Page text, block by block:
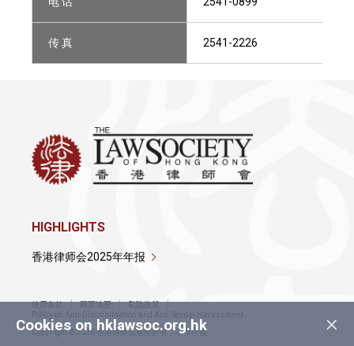
传 真 2541-2226
×
Cookies on hklawsoc.org.hk
HIGHLIGHTS
香港律师会2025年年报
使用条款 网页地图
私隐政策
Policy on Anti-Discrimination and Anti-Sexual Harassment
Copyright © 2026 香港律师会版权所有，不得转载